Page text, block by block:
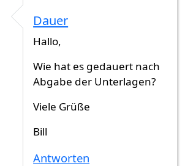
Stuttgart Einbürgerung
Dauer
Hallo,
Wie hat es gedauert nach
Abgabe der Unterlagen?
Viele Grüße
Bill
Antworten